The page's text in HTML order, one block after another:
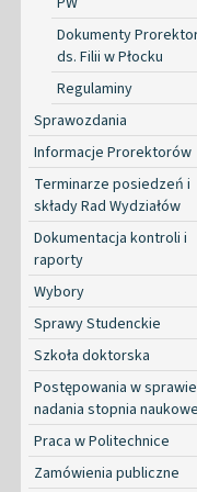
Dokumenty
ds. Filii w Płocku
Regulaminy
Sprawozdania
Informacje Prorektorów
Terminarze posiedzeń i
składy Rad Wydziałów
Dokumentacja kontroli i
raporty
Wybory
Sprawy Studenckie
Szkoła doktorska
Postępowania w sprawie
nadania stopnia
Praca w Politechnice
Zamówienia publiczne